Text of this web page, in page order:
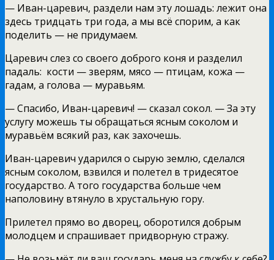
— Иван-царевич, раздели нам эту лошадь: лежит она
здесь тридцать три года, а мы всё спорим, а как
поделить — не придумаем.
Царевич слез со своего доброго коня и разделил
падаль: кости — зверям, мясо — птицам, кожа —
гадам, а голова — муравьям.
— Спасибо, Иван-царевич! — сказал сокол. — За эту
услугу можешь ты обращаться ясным соколом и
муравьём всякий раз, как захочешь.
Иван-царевич ударился о сырую землю, сделался
ясным соколом, взвился и полетел в тридесятое
государство. А того государства больше чем
наполовину втянуло в хрустальную гору.
Прилетел прямо во дворец, оборотился добрым
молодцем и спрашивает придворную стражу.